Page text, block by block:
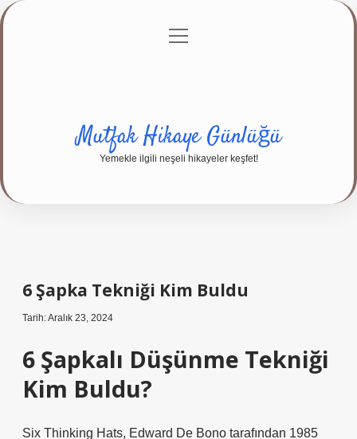
Gizlilik Politikası
menüyü
Mutfak Hikaye Günlüğü
Yemekle ilgili neşeli hikayeler keşfet!
6 Şapka Tekniği Kim Buldu
Tarih: Aralık 23, 2024
6 Şapkalı Düşünme Tekniği
Kim Buldu?
Six Thinking Hats, Edward De Bono tarafından 1985